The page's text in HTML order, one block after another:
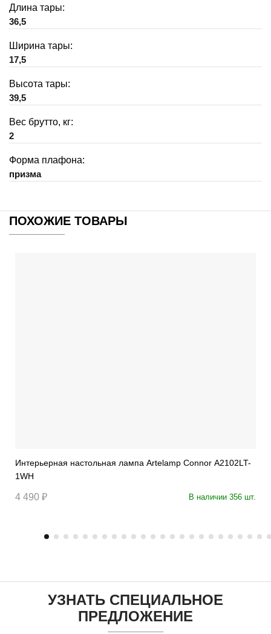
Длина тары:
36,5
Ширина тары:
17,5
Высота тары:
39,5
Вес брутто, кг:
2
Форма плафона:
призма
ПОХОЖИЕ ТОВАРЫ
Интерьерная настольная лампа Artelamp Connor A2102LT-
1WH
4 490 ₽ В наличии 356 шт.
УЗНАТЬ СПЕЦИАЛЬНОЕ
ПРЕДЛОЖЕНИЕ